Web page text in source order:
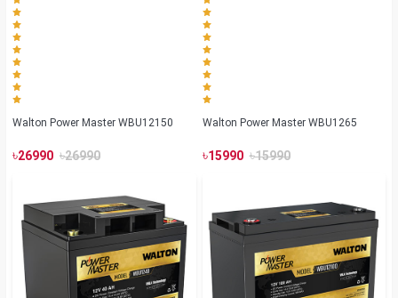
Walton Power Master WBU12150
৳26990 ৳26990
Walton Power Master WBU1265
৳15990 ৳15990